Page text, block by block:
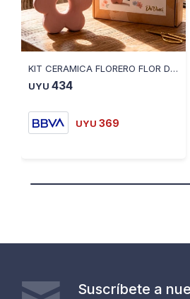
KIT CERAMICA FLORERO FLOR DAVINCI
UYU 434
UYU 369
Suscríbete a